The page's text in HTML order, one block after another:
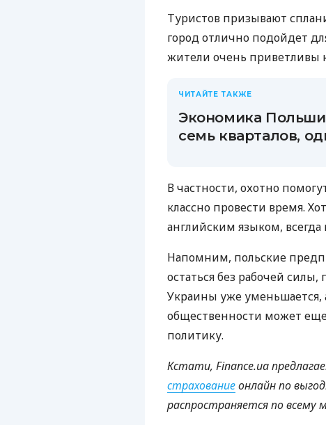
Туристов призывают
город отлично подойдет
жители очень приветливы
ЧИТАЙТЕ ТАКЖЕ
Экономика Польши
семь кварталов,
В частности, охотно
классно провести время.
английским языком,
Напомним, польские
остаться без рабочей
Украины уже уменьшается,
общественности может
политику.
Кстати, Finance.ua
страхованиеонлайн по
распространяется по всему